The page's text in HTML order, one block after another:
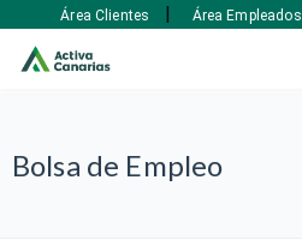
Bolsa de Empleo
Área Clientes | Área Empleados